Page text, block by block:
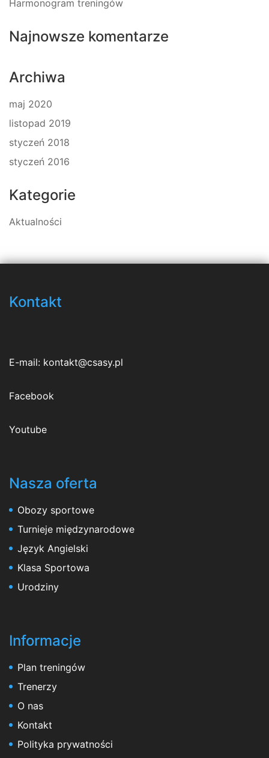
Harmonogram treningów
Najnowsze komentarze
Archiwa
maj 2020
listopad 2019
styczeń 2018
styczeń 2016
Kategorie
Aktualności
Kontakt
E-mail: kontakt@csasy.pl
Facebook
Youtube
Nasza oferta
Obozy sportowe
Turnieje międzynarodowe
Język Angielski
Klasa Sportowa
Urodziny
Informacje
Plan treningów
Trenerzy
O nas
Kontakt
Polityka prywatności